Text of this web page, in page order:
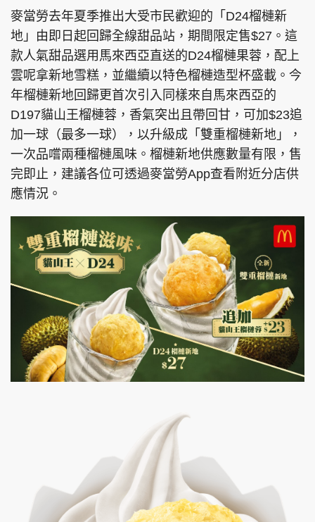
麥當勞去年夏季推出大受市民歡迎的「D24榴槤新
地」由即日起回歸全線甜品站，期間限定售$27。這
款人氣甜品選用馬來西亞直送的D24榴槤果蓉，配上
雲呢拿新地雪糕，並繼續以特色榴槤造型杯盛載。今
年榴槤新地回歸更首次引入同樣來自馬來西亞的
D197貓山王榴槤蓉，香氣突出且帶回甘，可加$23追
加一球（最多一球），以升級成「雙重榴槤新地」，
一次品嚐兩種榴槤風味。榴槤新地供應數量有限，售
完即止，建議各位可透過麥當勞App查看附近分店供
應情況。